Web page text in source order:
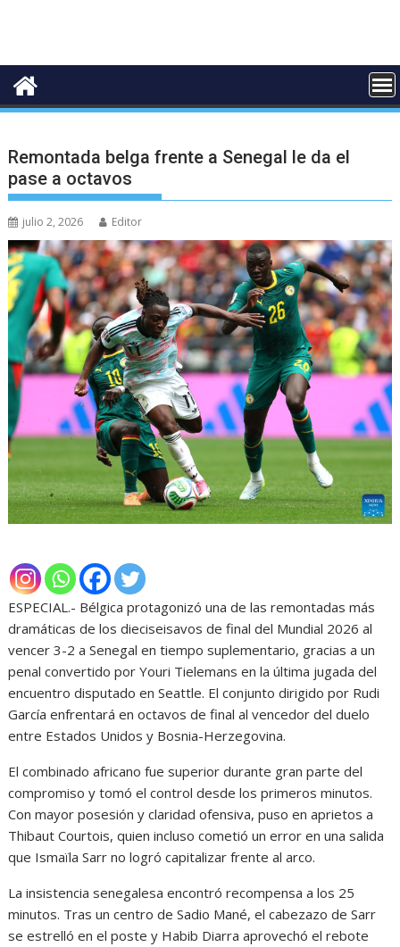
Remontada belga frente a Senegal le da el
pase a octavos
julio 2, 2026 Editor
ESPECIAL.- Bélgica protagonizó una de las remontadas más
dramáticas de los dieciseisavos de final del Mundial 2026 al
vencer 3-2 a Senegal en tiempo suplementario, gracias a un
penal convertido por Youri Tielemans en la última jugada del
encuentro disputado en Seattle. El conjunto dirigido por Rudi
García enfrentará en octavos de final al vencedor del duelo
entre Estados Unidos y Bosnia-Herzegovina.
El combinado africano fue superior durante gran parte del
compromiso y tomó el control desde los primeros minutos.
Con mayor posesión y claridad ofensiva, puso en aprietos a
Thibaut Courtois, quien incluso cometió un error en una salida
que Ismaïla Sarr no logró capitalizar frente al arco.
La insistencia senegalesa encontró recompensa a los 25
minutos. Tras un centro de Sadio Mané, el cabezazo de Sarr
se estrelló en el poste y Habib Diarra aprovechó el rebote